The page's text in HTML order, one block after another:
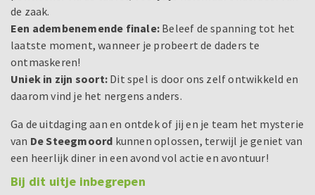
de zaak.
Een adembenemende finale: Beleef de spanning tot het
laatste moment, wanneer je probeert de daders te
ontmaskeren!
Uniek in zijn soort: Dit spel is door ons zelf ontwikkeld en
daarom vind je het nergens anders.
Ga de uitdaging aan en ontdek of jij en je team het mysterie
van De Steegmoord kunnen oplossen, terwijl je geniet van
een heerlijk diner in een avond vol actie en avontuur!
Bij dit uitje inbegrepen